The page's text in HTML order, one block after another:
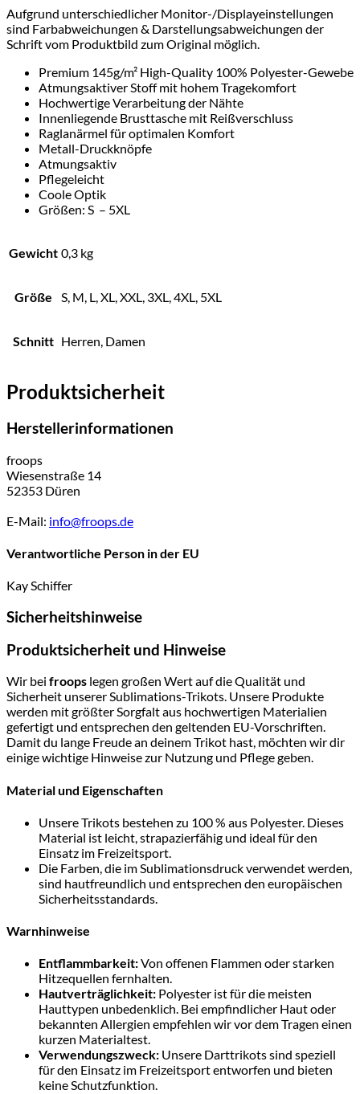
Aufgrund unterschiedlicher Monitor-/Displayeinstellungen
sind Farbabweichungen & Darstellungsabweichungen der
Schrift vom Produktbild zum Original möglich.
Premium 145g/m² High-Quality 100% Polyester-Gewebe
Atmungsaktiver Stoff mit hohem Tragekomfort
Hochwertige Verarbeitung der Nähte
Innenliegende Brusttasche mit Reißverschluss
Raglanärmel für optimalen Komfort
Metall-Druckknöpfe
Atmungsaktiv
Pflegeleicht
Coole Optik
Größen: S – 5XL
Gewicht 0,3 kg
Größe S, M, L, XL, XXL, 3XL, 4XL, 5XL
Schnitt Herren, Damen
Produktsicherheit
Herstellerinformationen
froops
Wiesenstraße 14
52353 Düren
E-Mail: info@froops.de
Verantwortliche Person in der EU
Kay Schiffer
Sicherheitshinweise
Produktsicherheit und Hinweise
Wir bei froops legen großen Wert auf die Qualität und
Sicherheit unserer Sublimations-Trikots. Unsere Produkte
werden mit größter Sorgfalt aus hochwertigen Materialien
gefertigt und entsprechen den geltenden EU-Vorschriften.
Damit du lange Freude an deinem Trikot hast, möchten wir dir
einige wichtige Hinweise zur Nutzung und Pflege geben.
Material und Eigenschaften
Unsere Trikots bestehen zu 100 % aus Polyester. Dieses
Material ist leicht, strapazierfähig und ideal für den
Einsatz im Freizeitsport.
Die Farben, die im Sublimationsdruck verwendet werden,
sind hautfreundlich und entsprechen den europäischen
Sicherheitsstandards.
Warnhinweise
Entflammbarkeit:Von offenen Flammen oder starken
Hitzequellen fernhalten.
Hautverträglichkeit: Polyester ist für die meisten
Hauttypen unbedenklich. Bei empfindlicher Haut oder
bekannten Allergien empfehlen wir vor dem Tragen einen
kurzen Materialtest.
Verwendungszweck: Unsere Darttrikots sind speziell
für den Einsatz im Freizeitsport entworfen und bieten
keine Schutzfunktion.